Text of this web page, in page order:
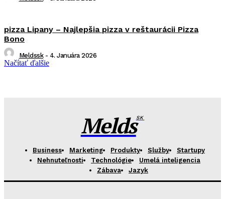
pizza Lipany – Najlepšia pizza v reštaurácii Pizza
Bono
Meldssk - 4. Januára 2026
Načítať ďalšie
MeldsSK
Business Marketing Produkty Služby
Startupy
Nehnuteľnosti
Technológie
Umelá inteligencia
Zábava
Jazyk